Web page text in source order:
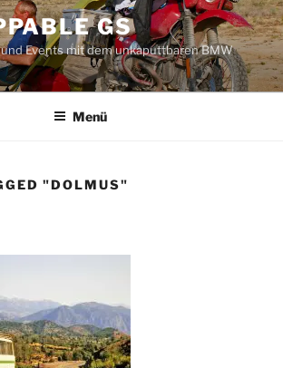
GS
Events mit dem unkaputtbaren BMW
Menü
"DOLMUS"